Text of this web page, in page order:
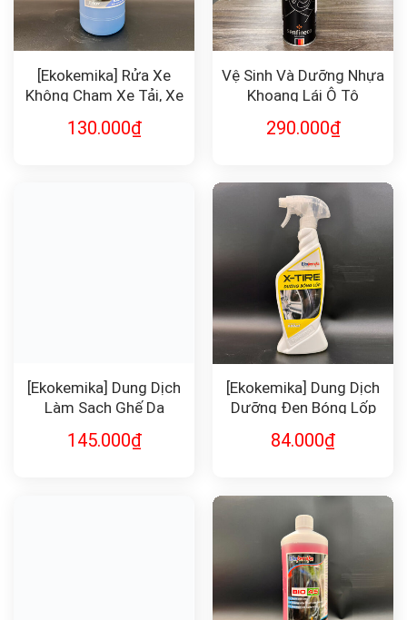
[Ekokemika] Rửa Xe
Không Chạm Xe Tải, Xe
130.000₫
Vệ Sinh Và Dưỡng Nhựa
Khoang Lái Ô Tô
290.000₫
[Ekokemika] Dung Dịch
Làm Sạch Ghế Da
145.000₫
[Ekokemika] Dung Dịch
Dưỡng Đen Bóng Lốp
84.000₫